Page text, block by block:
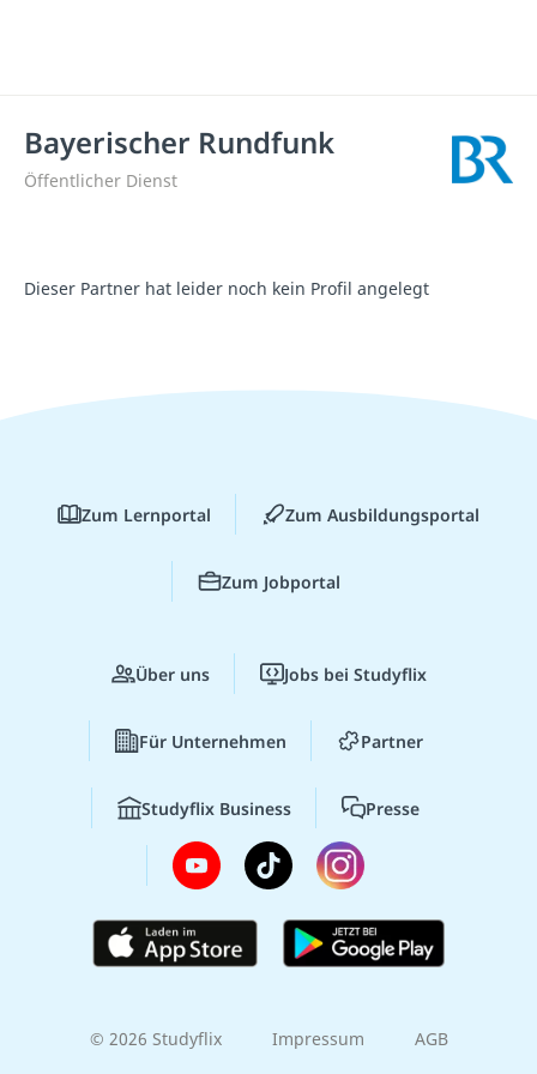
Bayerischer Rundfunk
Öffentlicher Dienst
Dieser Partner hat leider noch kein Profil angelegt
Zum Lernportal Zum Ausbildungsportal
Zum Jobportal
Über uns Jobs bei Studyflix
Für Unternehmen Partner
Studyflix Business Presse
© 2026 Studyflix Impressum AGB